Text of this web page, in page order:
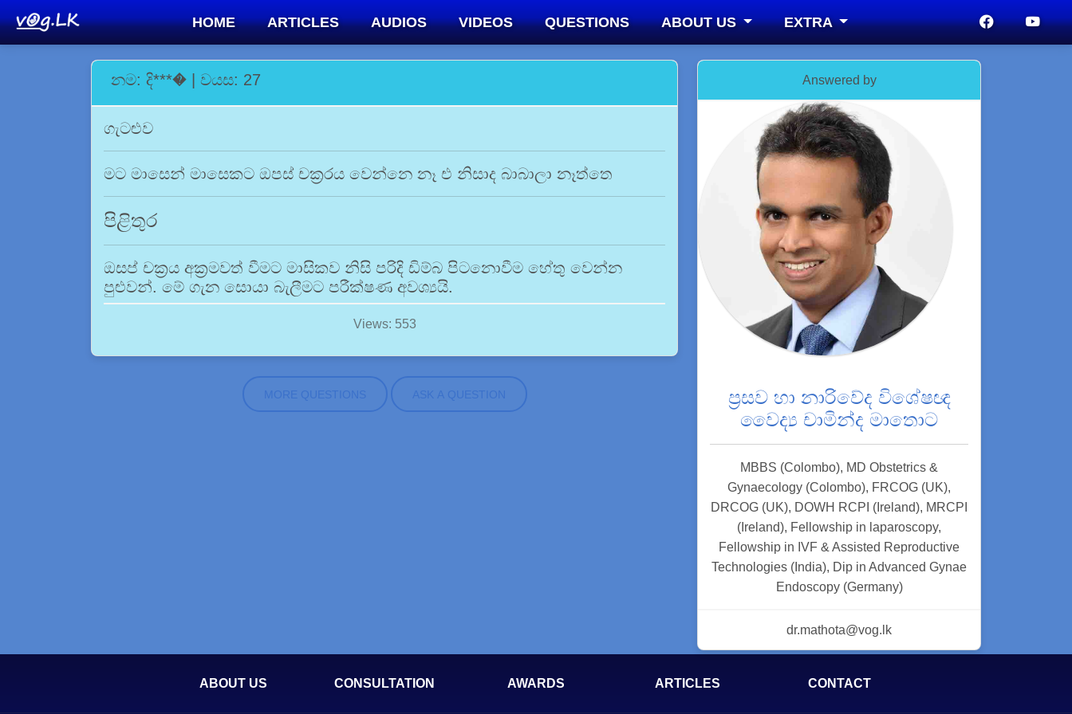
HOME ARTICLES AUDIOS VIDEOS QUESTIONS ABOUT US EXTRA
නම: දි***� | වයස: 27
ගැටළුව
මට මාසෙන් මාසෙකට ඔපස් චක්‍රරය වෙන්නෙ නෑ එ නිසාද බාබාලා නෑත්තෙ
පිළිතුර
ඔසප් චක්‍රය අක්‍රමවත් වීමට මාසිකව නිසි පරිදි ඩිම්බ පිටනොවීම හේතු වෙන්න
පුළුවන්. මේ ගැන සොයා බැලීමට පරීක්ෂණ අවශ්‍යයි.
Views: 553
MORE QUESTIONS ASK A QUESTION
Answered by
ප්‍රසව හා නාරිවේද විශේෂඥ
වෛද්‍ය චාමින්ද මාතොට
MBBS (Colombo), MD Obstetrics &
Gynaecology (Colombo), FRCOG (UK),
DRCOG (UK), DOWH RCPI (Ireland), MRCPI
(Ireland), Fellowship in laparoscopy,
Fellowship in IVF & Assisted Reproductive
Technologies (India), Dip in Advanced Gynae
Endoscopy (Germany)
dr.mathota@vog.lk
ABOUT US CONSULTATION AWARDS ARTICLES CONTACT